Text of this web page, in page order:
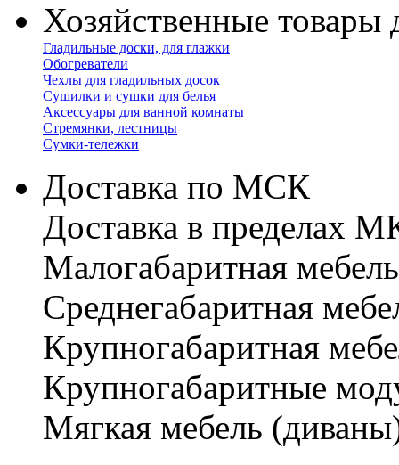
Хозяйственные товары
Гладильные доски, для глажки
Обогреватели
Чехлы для гладильных досок
Сушилки и сушки для белья
Аксессуары для ванной комнаты
Стремянки, лестницы
Сумки-тележки
Доставка по МСК
Доставка в пределах
Малогабаритная
Cреднегабаритная
Крупногабаритная
Крупногабаритные
Мягкая мебель